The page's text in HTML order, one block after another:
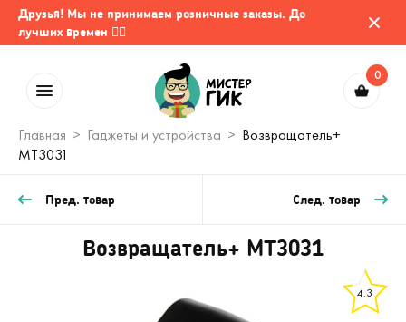
Друзья! Мы не принимаем розничные заказы. До
лучших времен 🤷‍♂️
0
Главная Гаджеты и устройства
Возвращатель+
MT3031
Пред. товар След. товар
Возвращатель+ MT3031
4.3